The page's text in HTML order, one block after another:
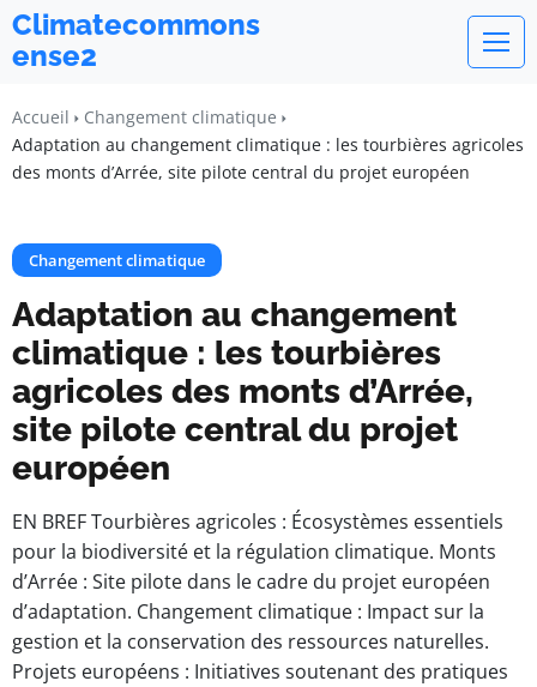
Climatecommons
ense2
Accueil
Changement climatique
Adaptation au changement climatique : les tourbières agricoles
des monts d’Arrée, site pilote central du projet européen
Changement climatique
Adaptation au changement
climatique : les tourbières
agricoles des monts d’Arrée,
site pilote central du projet
européen
EN BREF Tourbières agricoles : Écosystèmes essentiels
pour la biodiversité et la régulation climatique. Monts
d’Arrée : Site pilote dans le cadre du projet européen
d’adaptation. Changement climatique : Impact sur la
gestion et la conservation des ressources naturelles.
Projets européens : Initiatives soutenant des pratiques